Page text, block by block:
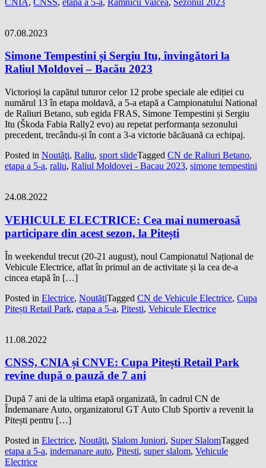
07.08.2023
Simone Tempestini și Sergiu Itu, învingători la
Raliul Moldovei – Bacău 2023
Victorioși la capătul tuturor celor 12 probe speciale ale ediției cu
numărul 13 în etapa moldavă, a 5-a etapă a Campionatului National
de Raliuri Betano, sub egida FRAS, Simone Tempestini și Sergiu
Itu (Škoda Fabia Rally2 evo) au repetat performanța sezonului
precedent, trecându-și în cont a 3-a victorie băcăuană ca echipaj.
Posted in Noutăţi, Raliu, sport slideTagged CN de Raliuri Betano,
etapa a 5-a, raliu, Raliul Moldovei - Bacau 2023, simone tempestini
24.08.2022
VEHICULE ELECTRICE: Cea mai numeroasă
participare din acest sezon, la Pitești
În weekendul trecut (20-21 august), noul Campionatul Național de
Vehicule Electrice, aflat în primul an de activitate și la cea de-a
cincea etapă în […]
Posted in Electrice, NoutăţiTagged CN de Vehicule Electrice, Cupa
Pitești Retail Park, etapa a 5-a, Pitesti, Vehicule Electrice
11.08.2022
CNSS, CNIA și CNVE: Cupa Pitești Retail Park
revine după o pauză de 7 ani
După 7 ani de la ultima etapă organizată, în cadrul CN de
Îndemanare Auto, organizatorul GT Auto Club Sportiv a revenit la
Pitești pentru […]
Posted in Electrice, Noutăţi, Slalom Juniori, Super SlalomTagged
etapa a 5-a, indemanare auto, Pitesti, super slalom, Vehicule
Electrice